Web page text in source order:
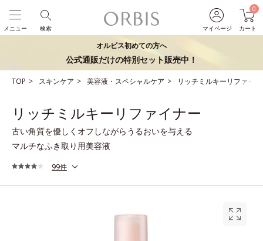
マイページ
0
カート
検索
メニュー
オルビス初めての方へ
公式通販だけの特別セット販売中！
TOP スキンケア 美容液・スペシャルケア リッチミルキーリファイ
リッチミルキーリファイナー
古い角質を優しくオフしながらうるおいを与える
マルチなふき取り用美容液
99件